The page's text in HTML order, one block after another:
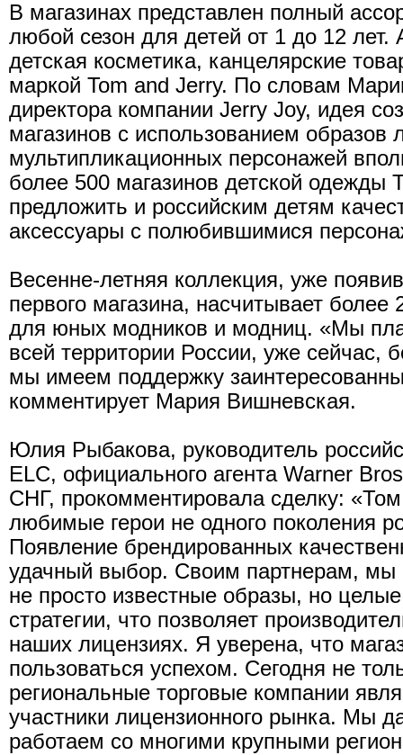
В магазинах представлен полный
любой сезон для детей от 1 до 12 лет.
детская косметика, канцелярские
маркой Tom and Jerry. По словам
директора компании Jerry Joy, идея
магазинов с использованием образов
мультипликационных персонажей
более 500 магазинов детской одежды
предложить и российским детям
аксессуары с полюбившимися
Весенне-летняя коллекция, уже
первого магазина, насчитывает
для юных модников и модниц. «Мы
всей территории России, уже сейчас,
мы имеем поддержку
комментирует Мария Вишневская.
Юлия Рыбакова, руководитель
ELC, официального агента Warner
СНГ, прокомментировала сделку:
любимые герои не одного поколения
Появление брендированных
удачный выбор. Своим партнерам, мы
не просто известные образы, но
стратегии, что позволяет
наших лицензиях. Я уверена, что
пользоваться успехом. Сегодня не
региональные торговые компании
участники лицензионного рынка. Мы
работаем со многими крупными